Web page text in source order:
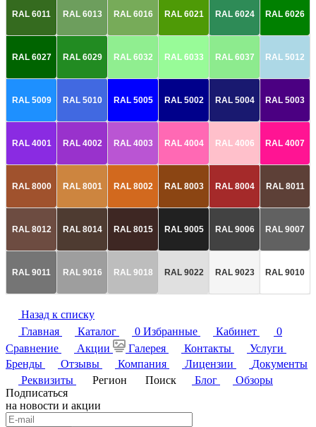
RAL 6011 RAL 6013 RAL 6016 RAL 6021 RAL 6024 RAL 6026
RAL 6027 RAL 6029 RAL 6032 RAL 6033 RAL 6037 RAL 5012
RAL 5009 RAL 5010 RAL 5005 RAL 5002 RAL 5004 RAL 5003
RAL 4001 RAL 4002 RAL 4003 RAL 4004 RAL 4006 RAL 4007
RAL 8000 RAL 8001 RAL 8002 RAL 8003 RAL 8004 RAL 8011
RAL 8012 RAL 8014 RAL 8015 RAL 9005 RAL 9006 RAL 9007
RAL 9011 RAL 9016 RAL 9018 RAL 9022 RAL 9023 RAL 9010
Назад к списку
Главная
Каталог 0 Избранные Кабинет
0
Сравнение
Акции Галерея Контакты
Услуги
Бренды
Отзывы Компания Лицензии
Документы
Реквизиты
Регион Поиск Блог
Обзоры
Подписаться
на новости и акции